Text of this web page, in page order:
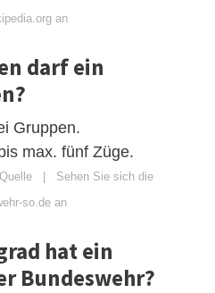
an
darf ein
Gruppen.
max. fünf Züge.
| Sehen Sie sich die
so.de an
hat ein
Bundeswehr?